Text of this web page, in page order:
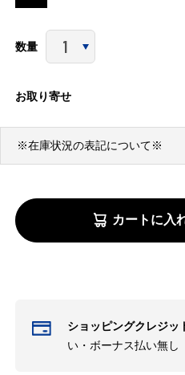
数量
お取り寄せ
※在庫状況の表記について※
カートに入
ショッピングクレジッ
い・ボーナス払い無し